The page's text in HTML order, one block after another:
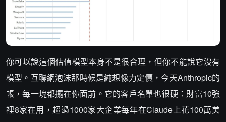
你可以說這個估值模型本身不是很合理，但你不能說它沒有
模型。互聯網泡沫那時候是純想像力定價，今天Anthropic的
帳，每一塊都擺在你面前。它的客戶名單也很硬：財富10強
裡8家在用，超過1000家大企業每年在Claude上花100萬美